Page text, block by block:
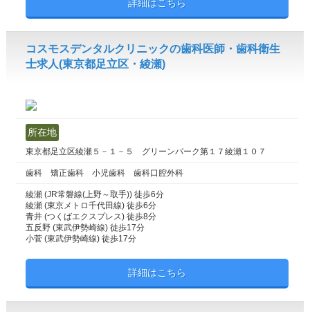
詳細はこちら
コスモスデンタルクリニックの歯科医師・歯科衛生
士求人(東京都足立区・綾瀬)
所在地
東京都足立区綾瀬５－１－５ グリーンパーク第１７綾瀬１０７
歯科 矯正歯科 小児歯科 歯科口腔外科
綾瀬 (JR常磐線(上野～取手)) 徒歩6分
綾瀬 (東京メトロ千代田線) 徒歩6分
青井 (つくばエクスプレス) 徒歩8分
五反野 (東武伊勢崎線) 徒歩17分
小菅 (東武伊勢崎線) 徒歩17分
詳細はこちら